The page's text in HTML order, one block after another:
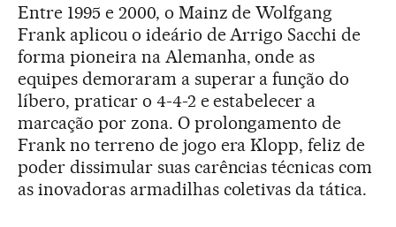
Entre 1995 e 2000, o Mainz de Wolfgang
Frank aplicou o ideário de Arrigo Sacchi de
forma pioneira na Alemanha, onde as
equipes demoraram a superar a função do
líbero, praticar o 4-4-2 e estabelecer a
marcação por zona. O prolongamento de
Frank no terreno de jogo era Klopp, feliz de
poder dissimular suas carências técnicas com
as inovadoras armadilhas coletivas da tática.